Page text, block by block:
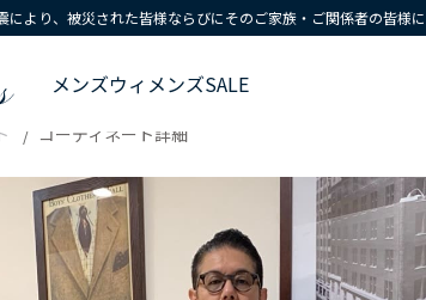
により、被災された皆様ならびにそのご家族・ご関係者の皆様
メンズウィメンズSALE
コーディネート詳細